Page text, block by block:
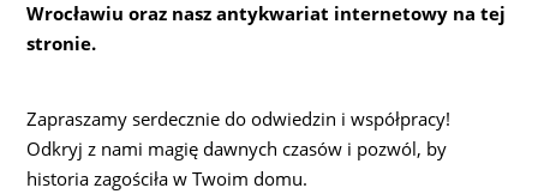
Wrocławiu oraz nasz antykwariat internetowy na tej
stronie.
Zapraszamy serdecznie do odwiedzin i współpracy!
Odkryj z nami magię dawnych czasów i pozwól, by
historia zagościła w Twoim domu.